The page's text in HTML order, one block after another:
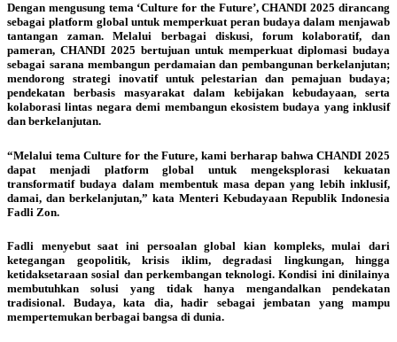
Dengan mengusung tema ‘Culture for the Future’, CHANDI 2025 dirancang
sebagai platform global untuk memperkuat peran budaya dalam menjawab
tantangan zaman. Melalui berbagai diskusi, forum kolaboratif, dan
pameran, CHANDI 2025 bertujuan untuk memperkuat diplomasi budaya
sebagai sarana membangun perdamaian dan pembangunan berkelanjutan;
mendorong strategi inovatif untuk pelestarian dan pemajuan budaya;
pendekatan berbasis masyarakat dalam kebijakan kebudayaan, serta
kolaborasi lintas negara demi membangun ekosistem budaya yang inklusif
dan berkelanjutan.
“Melalui tema Culture for the Future, kami berharap bahwa CHANDI 2025
dapat menjadi platform global untuk mengeksplorasi kekuatan
transformatif budaya dalam membentuk masa depan yang lebih inklusif,
damai, dan berkelanjutan,” kata Menteri Kebudayaan Republik Indonesia
Fadli Zon.
Fadli menyebut saat ini persoalan global kian kompleks, mulai dari
ketegangan geopolitik, krisis iklim, degradasi lingkungan, hingga
ketidaksetaraan sosial dan perkembangan teknologi. Kondisi ini dinilainya
membutuhkan solusi yang tidak hanya mengandalkan pendekatan
tradisional. Budaya, kata dia, hadir sebagai jembatan yang mampu
mempertemukan berbagai bangsa di dunia.